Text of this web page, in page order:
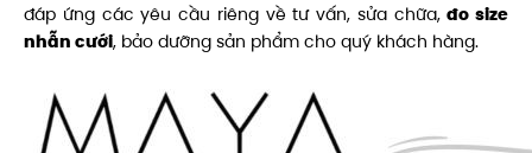
đáp ứng các yêu cầu riêng về tư vấn, sửa chữa,đo size
nhẫn cưới, bảo dưỡng sản phẩm cho quý khách hàng.